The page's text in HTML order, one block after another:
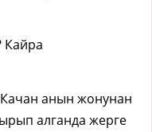
Кайра
анын жонунан
алганда жерге